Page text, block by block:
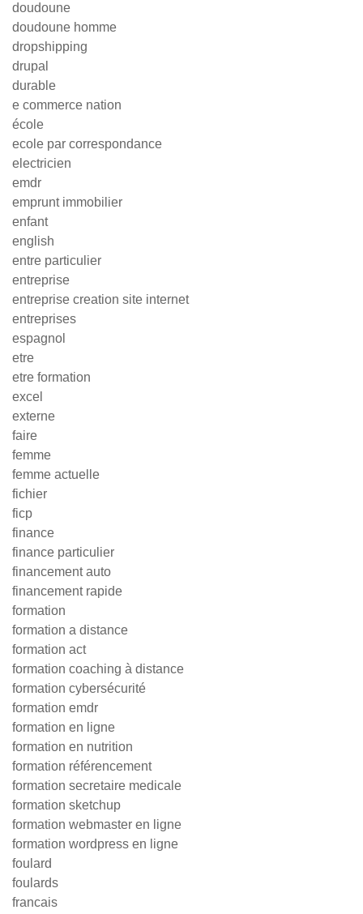
doudoune
doudoune homme
dropshipping
drupal
durable
e commerce nation
école
ecole par correspondance
electricien
emdr
emprunt immobilier
enfant
english
entre particulier
entreprise
entreprise creation site internet
entreprises
espagnol
etre
etre formation
excel
externe
faire
femme
femme actuelle
fichier
ficp
finance
finance particulier
financement auto
financement rapide
formation
formation a distance
formation act
formation coaching à distance
formation cybersécurité
formation emdr
formation en ligne
formation en nutrition
formation référencement
formation secretaire medicale
formation sketchup
formation webmaster en ligne
formation wordpress en ligne
foulard
foulards
francais